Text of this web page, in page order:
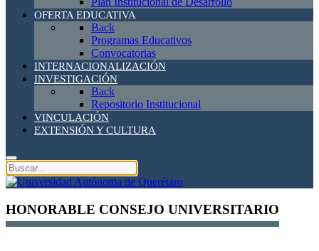
OFERTA EDUCATIVA
Back
Programas Educativos
Convocatorias
INTERNACIONALIZACIÓN
INVESTIGACIÓN
Back
Repositorio Institucional
VINCULACIÓN
EXTENSIÓN Y CULTURA
HONORABLE CONSEJO UNIVERSITARIO